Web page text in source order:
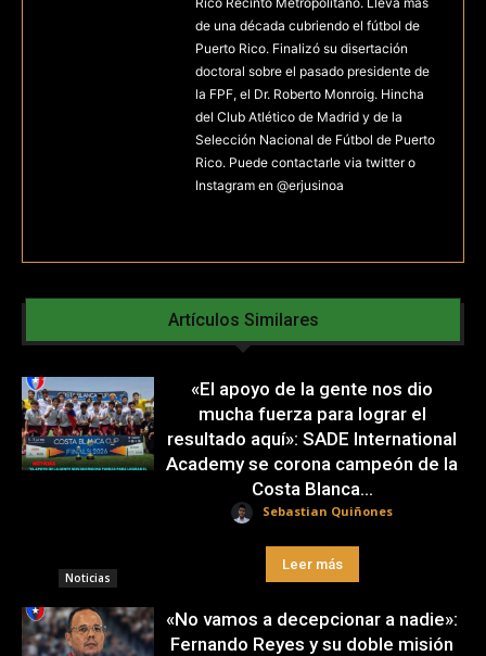
de una década cubriendo el fútbol de
Puerto Rico. Finalizó su disertación
doctoral sobre el pasado presidente de
la FPF, el Dr. Roberto Monroig. Hincha
del Club Atlético de Madrid y de la
Selección Nacional de Fútbol de Puerto
Rico. Puede contactarle via twitter o
Instagram en @erjusinoa
Artículos Similares
Noticias
«El apoyo de la gente nos dio
mucha fuerza para lograr el
resultado aquí»: SADE International
Academy se corona campeón de la
Costa Blanca...
Sebastian Quiñones
Leer más
«No vamos a decepcionar a nadie»:
Fernando Reyes y su doble misión